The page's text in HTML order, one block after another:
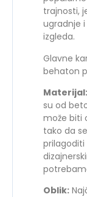
trajnosti,
ugradnje
izgleda.
Glavne
behaton
Materijal:
su od
može biti
tako da
Oblik: